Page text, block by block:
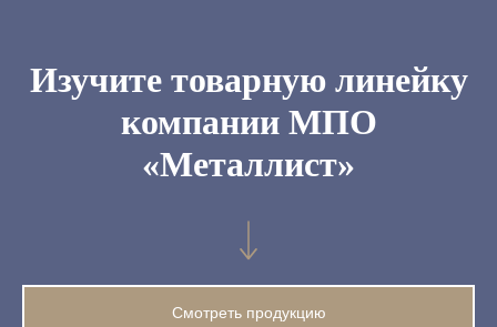
Изучите товарную линейку
компании МПО
«Металлист»
Смотреть продукцию